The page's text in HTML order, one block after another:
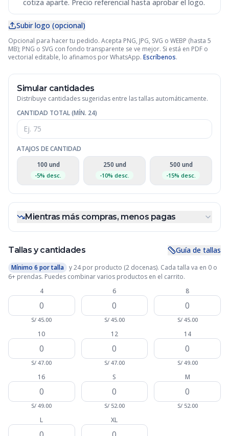
cotiza aparte. Precio referencial hasta aprobar el logo.
Subir logo (opcional)
Opcional para hacer tu pedido. Acepta PNG, JPG, SVG o WEBP (hasta 5
MB); PNG o SVG con fondo transparente se ve mejor. Si está en PDF o
vectorial editable, lo afinamos por WhatsApp. Escríbenos.
Simular cantidades
Distribuye cantidades sugeridas entre las tallas automáticamente.
CANTIDAD TOTAL (MÍN. 24)
ATAJOS DE CANTIDAD
100 und
-5% desc.
250 und
-10% desc.
500 und
-15% desc.
Mientras más compras, menos pagas
Tallas y cantidades Guía de tallas
Mínimo 6 por talla y24por producto (2 docenas). Cada talla va en 0 o
6+ prendas. Puedes combinar varios productos en el carrito.
4
S/45.00
6
S/ 45.00
8
S/ 45.00
10
S/47.00
12
S/ 47.00
14
S/ 49.00
16
S/49.00
S
S/ 52.00
M
S/ 52.00
L XL